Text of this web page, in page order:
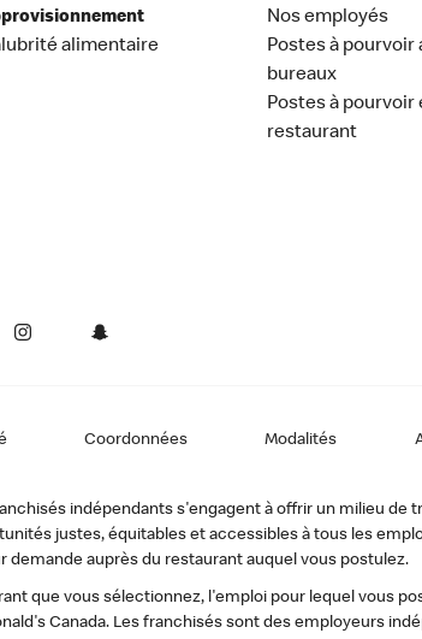
alimentaire
Nos employés
Postes à pourvoir
bureaux
Postes à pourvoir
restaurant
Coordonnées Modalités
indépendants s'engagent à offrir un milieu
justes, équitables et accessibles à tous les
demande auprès du restaurant auquel vous postulez.
que vous sélectionnez, l'emploi pour lequel vous
Canada. Les franchisés sont des employeurs